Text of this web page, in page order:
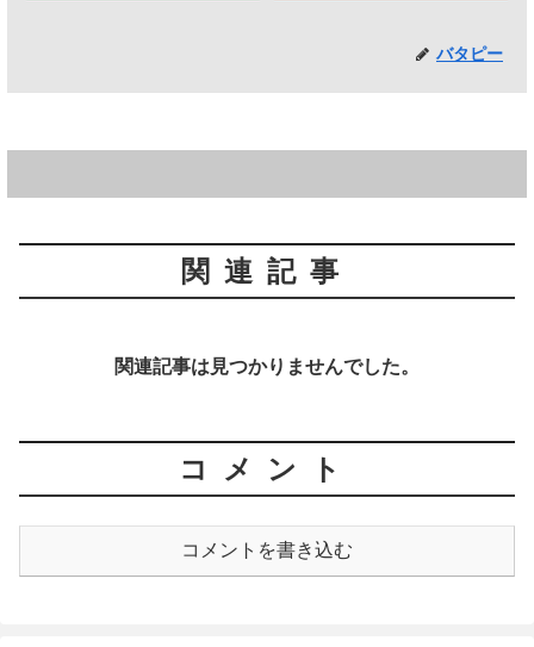
バタピー
関連記事
関連記事は見つかりませんでした。
コメント
コメントを書き込む